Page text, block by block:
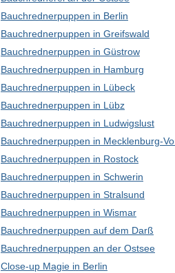
Bauchrednerpuppen in Berlin
Bauchrednerpuppen in Greifswald
Bauchrednerpuppen in Güstrow
Bauchrednerpuppen in Hamburg
Bauchrednerpuppen in Lübeck
Bauchrednerpuppen in Lübz
Bauchrednerpuppen in Ludwigslust
Bauchrednerpuppen in Mecklenburg-
Bauchrednerpuppen in Rostock
Bauchrednerpuppen in Schwerin
Bauchrednerpuppen in Stralsund
Bauchrednerpuppen in Wismar
Bauchrednerpuppen auf dem Darß
Bauchrednerpuppen an der Ostsee
Close-up Magie in Berlin